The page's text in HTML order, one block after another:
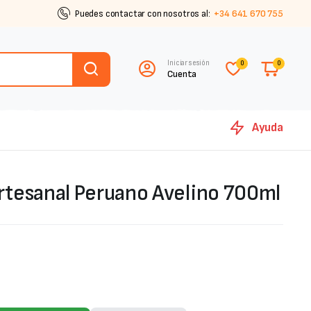
Puedes contactar con nosotros al: +34 641 670 755
Iniciar sesión
Cuenta
0 0
Ayuda
Peruano Avelino 700ml